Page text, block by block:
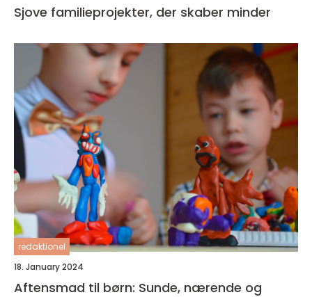
Sjove familieprojekter, der skaber minder
redaktionel
18. January 2024
Aftensmad til børn: Sunde, nærende og